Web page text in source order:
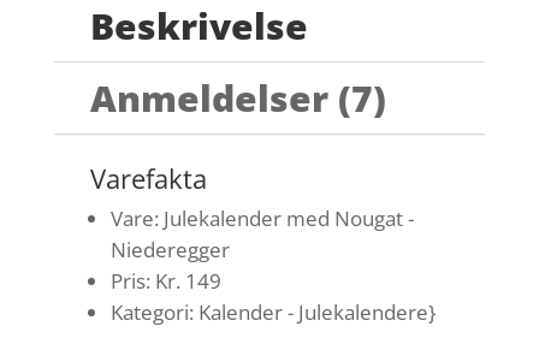
Beskrivelse
Anmeldelser (7)
Varefakta
Vare: Julekalender med Nougat -
Niederegger
Pris: Kr. 149
Kategori: Kalender - Julekalendere}